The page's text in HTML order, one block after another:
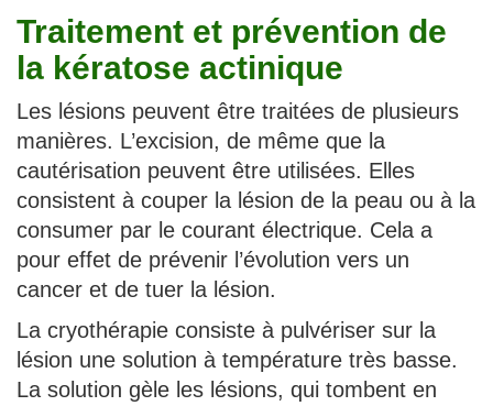
Traitement et prévention de
la kératose actinique
Les lésions peuvent être traitées de plusieurs
manières. L’excision, de même que la
cautérisation peuvent être utilisées. Elles
consistent à couper la lésion de la peau ou à la
consumer par le courant électrique. Cela a
pour effet de prévenir l’évolution vers un
cancer et de tuer la lésion.
La cryothérapie consiste à pulvériser sur la
lésion une solution à température très basse.
La solution gèle les lésions, qui tombent en